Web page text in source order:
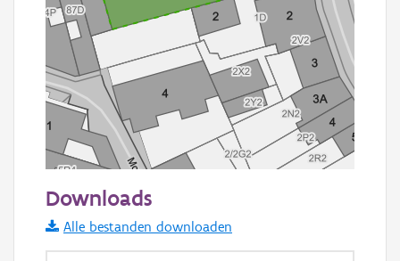
Informatie Vlaanderen
i
Downloads
Alle bestanden downloaden